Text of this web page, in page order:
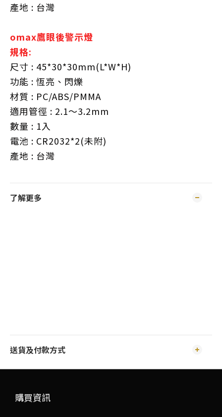
產地 : 台灣
omax鷹眼後警示燈
規格:
尺寸 : 45*30*30mm(L*W*H)
功能 : 恆亮、閃爍
材質 : PC/ABS/PMMA
適用管徑 : 2.1～3.2mm
數量 : 1入
電池 : CR2032*2(未附)
產地 : 台灣
了解更多
送貨及付款方式
購買資訊